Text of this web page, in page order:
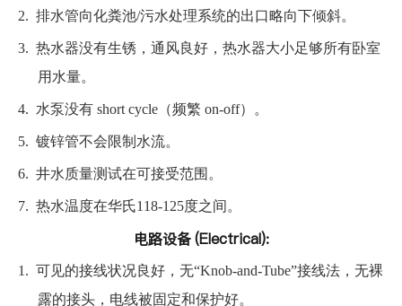
2. 排水管向化粪池/污水处理系统的出口略向下倾斜。
3. 热水器没有生锈，通风良好，热水器大小足够所有卧室
用水量。
4. 水泵没有 short cycle（频繁 on-off）。
5. 镀锌管不会限制水流。
6. 井水质量测试在可接受范围。
7. 热水温度在华氏118-125度之间。
电路设备 (Electrical):
1. 可见的接线状况良好，无“Knob-and-Tube”接线法，无裸
露的接头，电线被固定和保护好。